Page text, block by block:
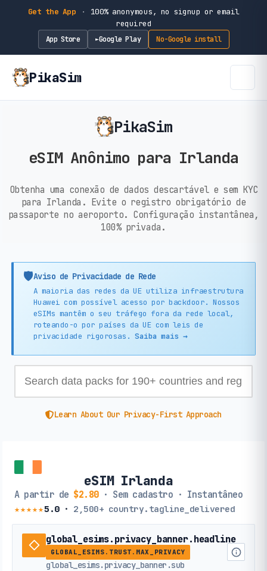
Get the App ·
100% anonymous, no signup or email
required
App Store ►Google Play No-Google install
PikaSim
PikaSim
eSIM Anônimo para Irlanda
Obtenha uma conexão de dados descartável e sem KYC
para Irlanda. Evite o registro obrigatório de
passaporte no aeroporto. Configuração instantânea,
100% privada.
🛡️Aviso de Privacidade de Rede
A maioria das redes da UE utiliza infraestrutura
Huawei com possível acesso por backdoor. Nossos
eSIMs mantêm o seu tráfego fora da rede local,
roteando-o por países da UE com leis de
privacidade rigorosas. Saiba mais →
Learn About Our Privacy-First Approach
eSIM Irlanda
A partir de $2.80· Sem cadastro · Instantâneo
★★★★★5.0· 2,500+ country.tagline_delivered
global_esims.privacy_banner.headline
GLOBAL_ESIMS.TRUST.MAX_PRIVACY
global_esims.privacy_banner.sub